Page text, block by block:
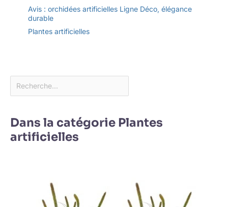
Avis : orchidées artificielles Ligne Déco, élégance
durable
Plantes artificielles
Dans la catégorie Plantes
artificielles